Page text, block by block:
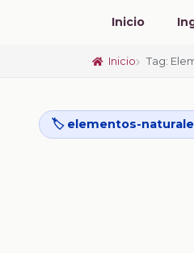
Inicio
Inicio Tag:
🏷️ elementos-